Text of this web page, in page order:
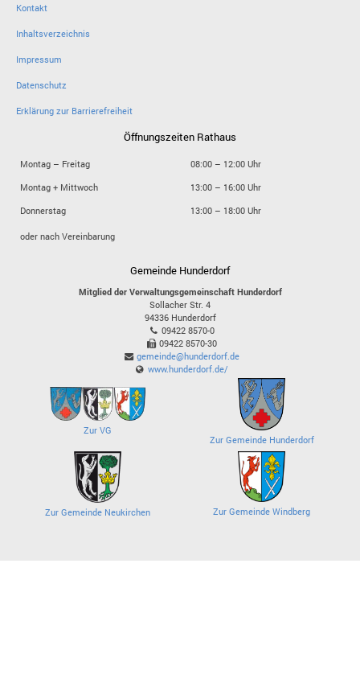
Kontakt
Inhaltsverzeichnis
Impressum
Datenschutz
Erklärung zur Barrierefreiheit
Öffnungszeiten Rathaus
Montag – Freitag
08:00 – 12:00 Uhr
Montag + Mittwoch
13:00 – 16:00 Uhr
Donnerstag
13:00 – 18:00 Uhr
oder nach Vereinbarung
Gemeinde Hunderdorf
Mitglied der Verwaltungsgemeinschaft Hunderdorf
Sollacher Str. 4
94336 Hunderdorf
09422 8570-0
09422 8570-30
gemeinde@hunderdorf.de
www.hunderdorf.de/
Zur VG
Zur Gemeinde Hunderdorf
Zur Gemeinde Neukirchen Zur Gemeinde Windberg